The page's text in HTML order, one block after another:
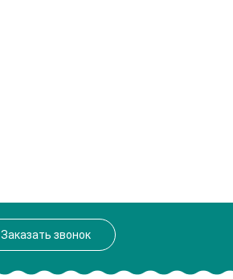
Заказать звонок